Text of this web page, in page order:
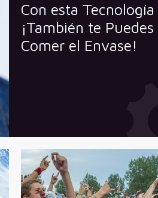
Con esta Tecnología
¡También te Puedes
Comer el Envase!